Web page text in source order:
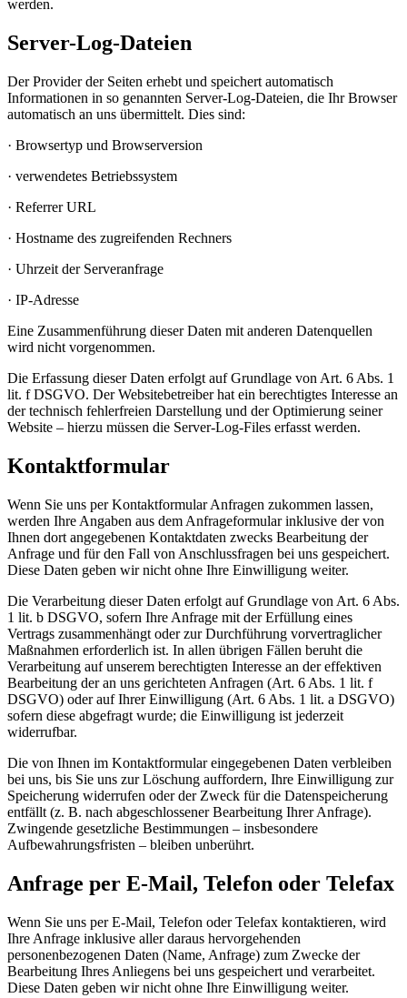
werden.
Server-Log-Dateien
Der Provider der Seiten erhebt und speichert automatisch
Informationen in so genannten Server-Log-Dateien, die Ihr Browser
automatisch an uns übermittelt. Dies sind:
· Browsertyp und Browserversion
· verwendetes Betriebssystem
· Referrer URL
· Hostname des zugreifenden Rechners
· Uhrzeit der Serveranfrage
· IP-Adresse
Eine Zusammenführung dieser Daten mit anderen Datenquellen
wird nicht vorgenommen.
Die Erfassung dieser Daten erfolgt auf Grundlage von Art. 6 Abs. 1
lit. f DSGVO. Der Websitebetreiber hat ein berechtigtes Interesse an
der technisch fehlerfreien Darstellung und der Optimierung seiner
Website – hierzu müssen die Server-Log-Files erfasst werden.
Kontaktformular
Wenn Sie uns per Kontaktformular Anfragen zukommen lassen,
werden Ihre Angaben aus dem Anfrageformular inklusive der von
Ihnen dort angegebenen Kontaktdaten zwecks Bearbeitung der
Anfrage und für den Fall von Anschlussfragen bei uns gespeichert.
Diese Daten geben wir nicht ohne Ihre Einwilligung weiter.
Die Verarbeitung dieser Daten erfolgt auf Grundlage von Art. 6 Abs.
1 lit. b DSGVO, sofern Ihre Anfrage mit der Erfüllung eines
Vertrags zusammenhängt oder zur Durchführung vorvertraglicher
Maßnahmen erforderlich ist. In allen übrigen Fällen beruht die
Verarbeitung auf unserem berechtigten Interesse an der effektiven
Bearbeitung der an uns gerichteten Anfragen (Art. 6 Abs. 1 lit. f
DSGVO) oder auf Ihrer Einwilligung (Art. 6 Abs. 1 lit. a DSGVO)
sofern diese abgefragt wurde; die Einwilligung ist jederzeit
widerrufbar.
Die von Ihnen im Kontaktformular eingegebenen Daten verbleiben
bei uns, bis Sie uns zur Löschung auffordern, Ihre Einwilligung zur
Speicherung widerrufen oder der Zweck für die Datenspeicherung
entfällt (z. B. nach abgeschlossener Bearbeitung Ihrer Anfrage).
Zwingende gesetzliche Bestimmungen – insbesondere
Aufbewahrungsfristen – bleiben unberührt.
Anfrage per E-Mail, Telefon oder Telefax
Wenn Sie uns per E-Mail, Telefon oder Telefax kontaktieren, wird
Ihre Anfrage inklusive aller daraus hervorgehenden
personenbezogenen Daten (Name, Anfrage) zum Zwecke der
Bearbeitung Ihres Anliegens bei uns gespeichert und verarbeitet.
Diese Daten geben wir nicht ohne Ihre Einwilligung weiter.